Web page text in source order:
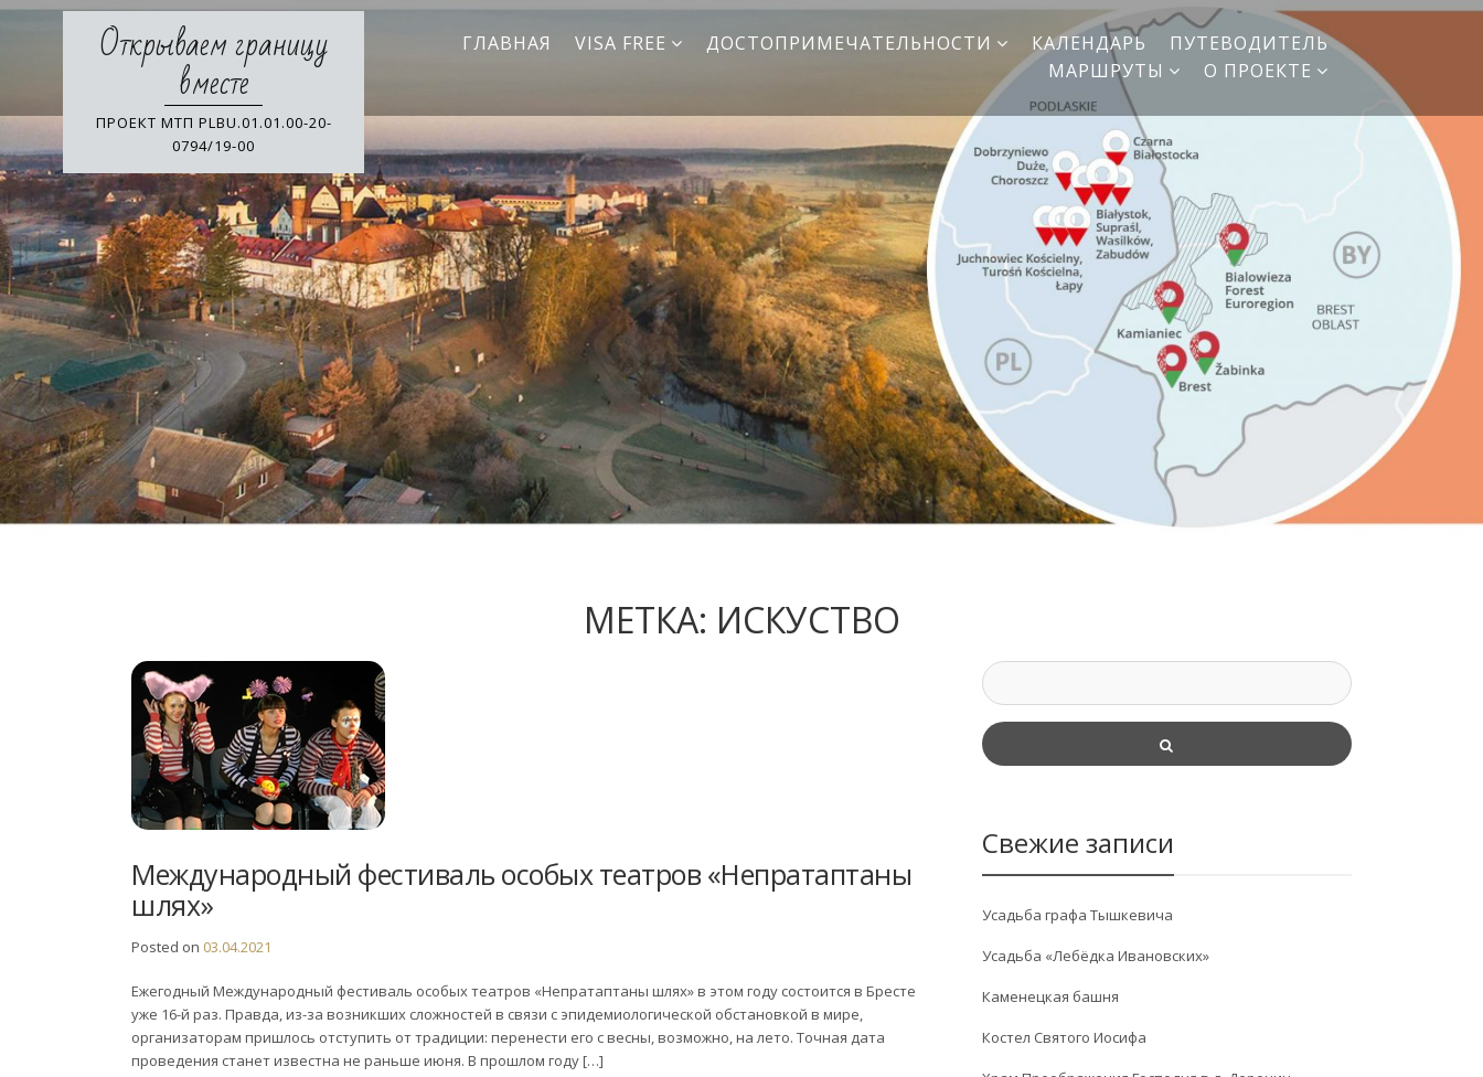
Skip
Открываем границу
вместе
ПРОЕКТ МТП PLBU.01.01.00-20-
0794/19-00
ГЛАВНАЯ VISA FREE ДОСТОПРИМЕЧАТЕЛЬНОСТИ КАЛЕНДАРЬ
ПУТЕВОДИТЕЛЬ
МАРШРУТЫ
О ПРОЕКТЕ
МЕТКА: ИСКУСТВО
Международный фестиваль особых театров «Непратаптаны
шлях»
Posted on 03.04.2021
Ежегодный Международный фестиваль особых театров «Непратаптаны шлях» в этом году состоится в Бресте
уже 16-й раз. Правда, из-за возникших сложностей в связи с эпидемиологической обстановкой в мире,
организаторам пришлось отступить от традиции: перенести его с весны, возможно, на лето. Точная дата
проведения станет известна не раньше июня. В прошлом году […]
Свежие записи
Усадьба графа Тышкевича
Усадьба «Лебёдка Ивановских»
Каменецкая башня
Костел Святого Иосифа